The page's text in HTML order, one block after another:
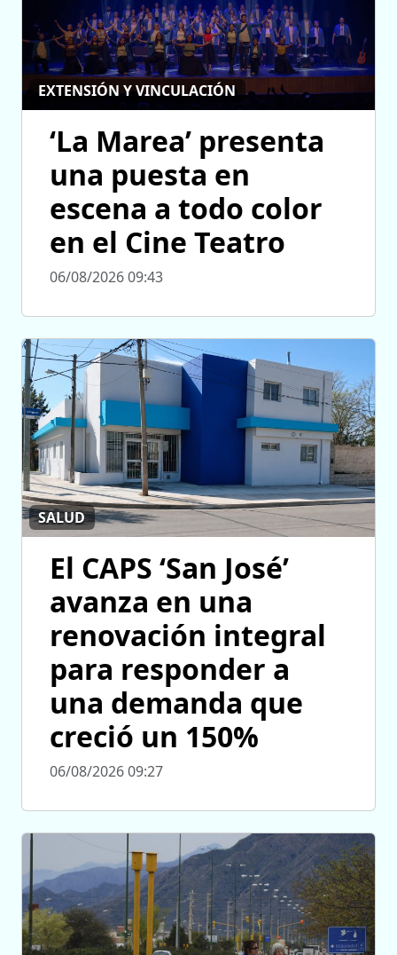
EXTENSIÓN Y VINCULACIÓN
‘La Marea’ presenta
una puesta en
escena a todo color
en el Cine Teatro
06/08/2026 09:43
SALUD
El CAPS ‘San José’
avanza en una
renovación integral
para responder a
una demanda que
creció un 150%
06/08/2026 09:27